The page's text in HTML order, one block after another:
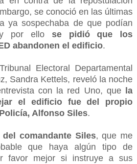
se conoció en las últimas
ya sospechaba de que podían
y por ello se pidió que los
abandonen el edificio.
Electoral Departamental
Sandra Kettels, reveló la noche
con la red Uno, que
la
el edificio fue del propio
Alfonso Siles.
comandante Siles, que me
que haya algún tipo de
favor mejor si instruye a sus